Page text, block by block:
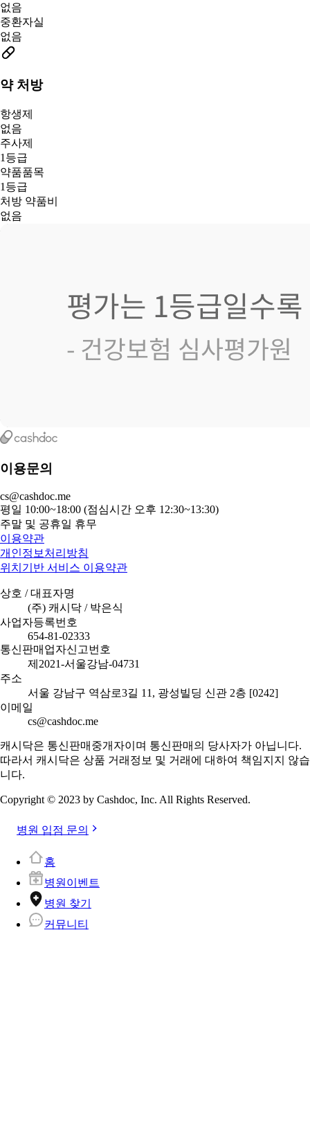
없음
중환자실
없음
약 처방
항생제
없음
주사제
1등급
약품품목
1등급
처방 약품비
없음
이용문의
cs@cashdoc.me
평일 10:00~18:00 (점심시간 오후 12:30~13:30)
주말 및 공휴일 휴무
이용약관
개인정보처리방침
위치기반 서비스 이용약관
상호 / 대표자명
(주) 캐시닥 / 박은식
사업자등록번호
654-81-02333
통신판매업자신고번호
제2021-서울강남-04731
주소
서울 강남구 역삼로3길 11, 광성빌딩 신관 2층 [0242]
이메일
cs@cashdoc.me
캐시닥은 통신판매중개자이며 통신판매의 당사자가 아닙니다.
따라서 캐시닥은 상품 거래정보 및 거래에 대하여 책임지지 않습
니다.
Copyright © 2023 by Cashdoc, Inc. All Rights Reserved.
병원 입점 문의
홈
병원이벤트
병원 찾기
커뮤니티